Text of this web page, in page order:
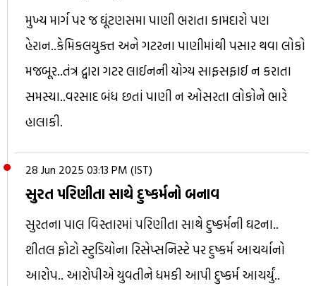
મુખ્ય માર્ગ પર જ ઘૂંટણસમા પાણી ભરાતા કામદારો પણ
હેરાન..કેમિકલયુક્ત અને ગટરના પાણીમાંથી પસાર થવા લોકો
મજબૂર..તંત્ર દ્વારા ગટર લાઈનની યોગ્ય સાફસફાઈ ન કરાતા
સમસ્યા..વરસાદ બંધ છતાં પાણી ન ઓસરતા લોકોને ભારે
હાલાકી.
28 Jun 2025 03:13 PM (IST)
સુરત પરિણીતા સાથે દુષ્કર્મનો બનાવ
સુરતના પાલ વિસ્તારમાં પરિણીતા સાથે દુષ્કર્મની ઘટના..
શીતલ ફોટો સ્ટુડિયોના રિસેપ્સનિસ્ટે પર દુષ્કર્મ આચર્યાનો
આરોપ.. આરોપીએ યુવતીને ધમકી આપી દુષ્કર્મ આચર્યું..